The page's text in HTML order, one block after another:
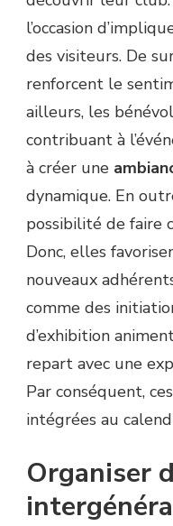
l’occasion
des visiteurs. De
renforcent le
ailleurs, les
contribuant à
à créer une
dynamique. En
possibilité de faire
Donc, elles
nouveaux
comme des
d’exhibition
repart avec une
Par conséquent,
intégrées au
Organiser